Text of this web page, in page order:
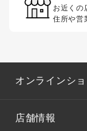
お近くの
住所や営
オンラインシ
店舗情報